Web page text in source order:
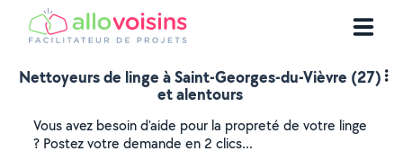
Nettoyeurs de linge à Saint-Georges-du-Vièvre (27)
et alentours
Vous avez besoin d'aide pour la propreté de votre linge
? Postez votre demande en 2 clics...